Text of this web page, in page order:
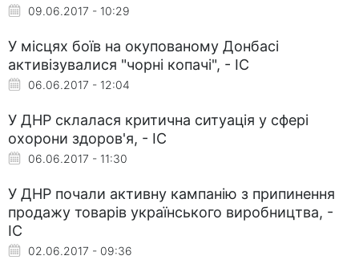
09.06.2017 - 10:29
У місцях боїв на окупованому Донбасі
активізувалися "чорні копачі", - ІС
06.06.2017 - 12:04
У ДНР склалася критична ситуація у сфері
охорони здоров'я, - ІС
06.06.2017 - 11:30
У ДНР почали активну кампанію з припинення
продажу товарів українського виробництва, -
ІС
02.06.2017 - 09:36